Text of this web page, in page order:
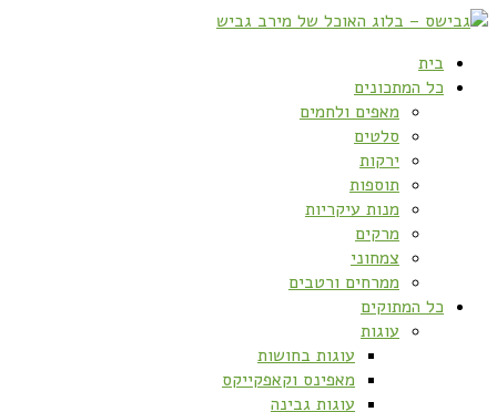
בית
כל המתכונים
מאפים ולחמים
סלטים
ירקות
תוספות
מנות עיקריות
מרקים
צמחוני
ממרחים ורטבים
כל המתוקים
עוגות
עוגות בחושות
מאפינס וקאפקייקס
עוגות גבינה